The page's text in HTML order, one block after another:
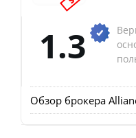
1.3
Обзор брокера